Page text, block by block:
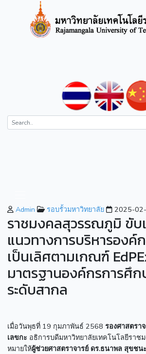
Admin รอบรั้วมหาวิทยาลัย 2025-
ราชมงคลสุวรรณภูมิ ขับ
แนวทางการบริหารองค์
เป็นเลิศตามเกณฑ์
มาตรฐานองค์กรการศึก
ระดับสากล
เมื่อวันพุธที่ 19 กุมภาพันธ์ 2568 รองศาสตรา
เลขกะ อธิการบดีมหาวิทยาลัยเทคโนโลยีรา
หมายให้ผู้ช่วยศาสตราจารย์ ดร.ธนาพล สุขชนะ